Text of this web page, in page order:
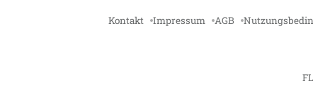
Kontakt Impressum AGB